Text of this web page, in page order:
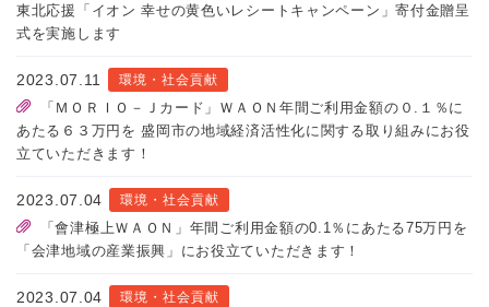
東北応援「イオン 幸せの黄色いレシートキャンペーン」寄付金贈呈
式を実施します
2023.07.11 環境・社会貢献
「ＭＯＲＩＯ－Ｊカード」ＷＡＯＮ年間ご利用金額の０.１％に
あたる６３万円を 盛岡市の地域経済活性化に関する取り組みにお役
立ていただきます！
2023.07.04 環境・社会貢献
「會津極上ＷＡＯＮ」年間ご利用金額の0.1％にあたる75万円を
「会津地域の産業振興」にお役立ていただきます！
2023.07.04 環境・社会貢献